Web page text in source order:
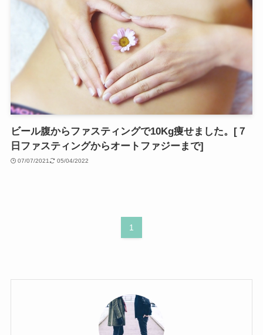
ビール腹からファスティングで10Kg痩せました。[７
日ファスティングからオートファジーまで]
07/07/2021 05/04/2022
1